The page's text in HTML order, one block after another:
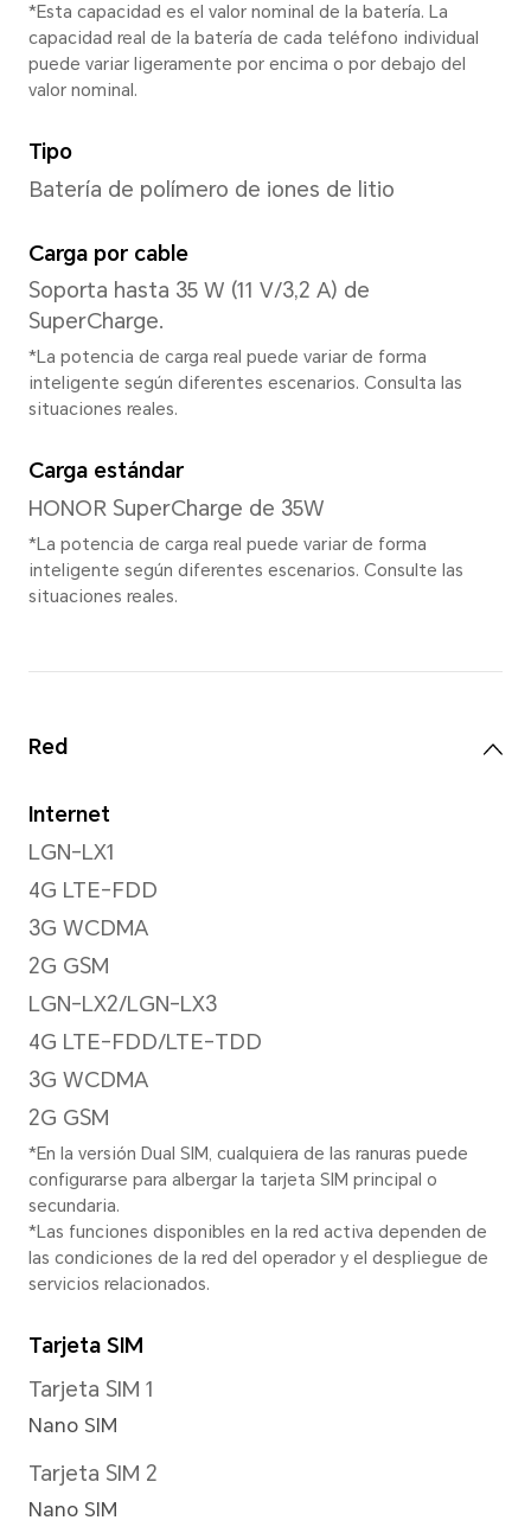
Cámara trasera
Cámara trasera
Cámara principal de 108 MP
Cámara de profundidad de
*Los píxeles pueden variar según
de foto y video. Consulta la
Grabación de video de hasta
Modo de enfoque
Zoom digital de hasta 8X
Resolución de imagen
Soporte para 12000 x 9000
*La resolución de imagen real
modo de disparo.
Resolución de video
Soporta 1920x1080 píxeles
*La resolución de imagen real
del modo de grabación de video.